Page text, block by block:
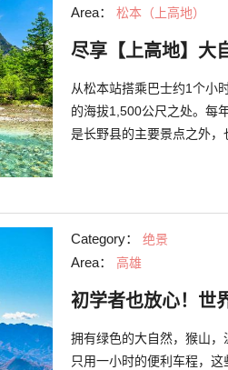
Area： 松本（上高地）
尽享【上高地】大
从松本站搭乘巴士约1个小
的海拔1,500公尺之处。每
是长野县的主要景点之外，
Category： 绝景
Area： 高雄
初学者也放心！世
拥有绿色的大自然，猴山
只用一小时的便利车程，这